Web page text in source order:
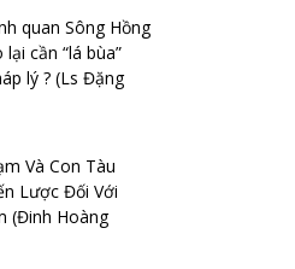
quan Sông Hồng
cần “lá bùa”
lý ? (Ls Đặng
Và Con Tàu
Lược Đối Với
(Đinh Hoàng